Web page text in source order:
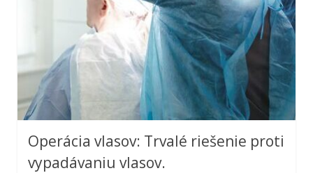
Operácia vlasov: Trvalé riešenie proti
vypadávaniu vlasov.